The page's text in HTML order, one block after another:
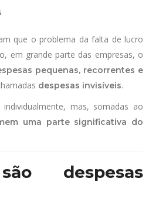
que o problema da falta de lucro
em grande parte das empresas, o
pequenas, recorrentes e
despesas invisíveis.
mas, somadas ao
uma parte significativa do
despesas